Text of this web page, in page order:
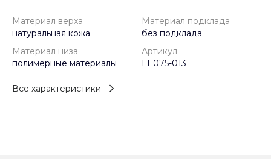
Материал верха
натуральная кожа
Материал подклада
без подклада
Материал низа
полимерные материалы
Артикул
LE075-013
Все характеристики